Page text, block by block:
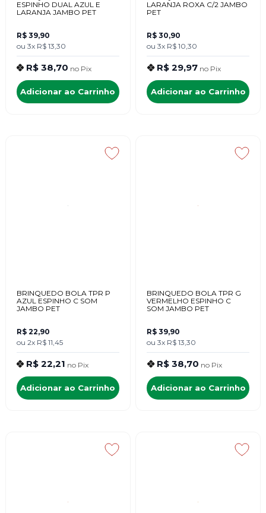
ESPINHO DUAL AZUL E
LARANJA JAMBO PET
R$ 39,90
ou 3x R$ 13,30
R$ 38,70 no Pix
Adicionar ao Carrinho
LARANJA ROXA C/2 JAMBO
PET
R$ 30,90
ou 3x R$ 10,30
R$ 29,97 no Pix
Adicionar ao Carrinho
BRINQUEDO BOLA TPR P
AZUL ESPINHO C SOM
JAMBO PET
R$ 22,90
ou 2x R$ 11,45
R$ 22,21 no Pix
Adicionar ao Carrinho
BRINQUEDO BOLA TPR G
VERMELHO ESPINHO C
SOM JAMBO PET
R$ 39,90
ou 3x R$ 13,30
R$ 38,70 no Pix
Adicionar ao Carrinho